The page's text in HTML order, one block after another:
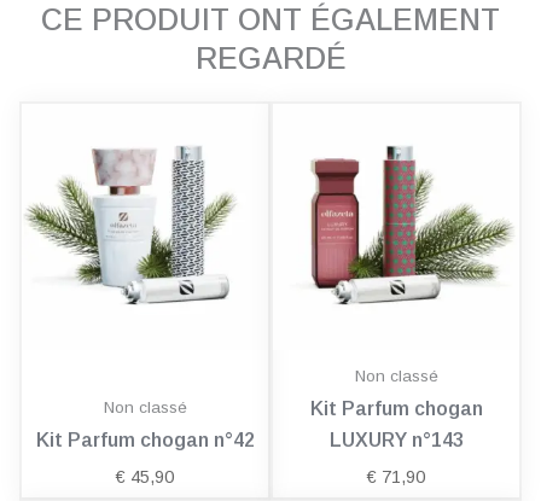
CE PRODUIT ONT ÉGALEMENT
REGARDÉ
Non classé
Kit Parfum chogan n°42
€ 45,90
Non classé
Kit Parfum chogan
LUXURY n°143
€ 71,90